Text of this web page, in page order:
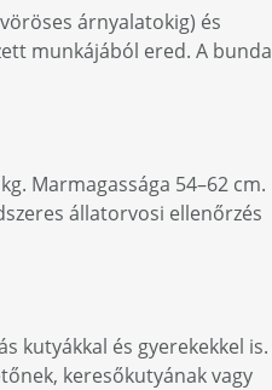
árnyalatokig) és
munkájából ered. A bunda
Marmagassága 54–62 cm.
állatorvosi ellenőrzés
kutyákkal és gyerekekkel is.
keresőkutyának vagy